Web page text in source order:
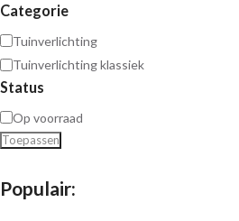
Categorie
Tuinverlichting
Tuinverlichting klassiek
Status
Op voorraad
Toepassen
Populair: